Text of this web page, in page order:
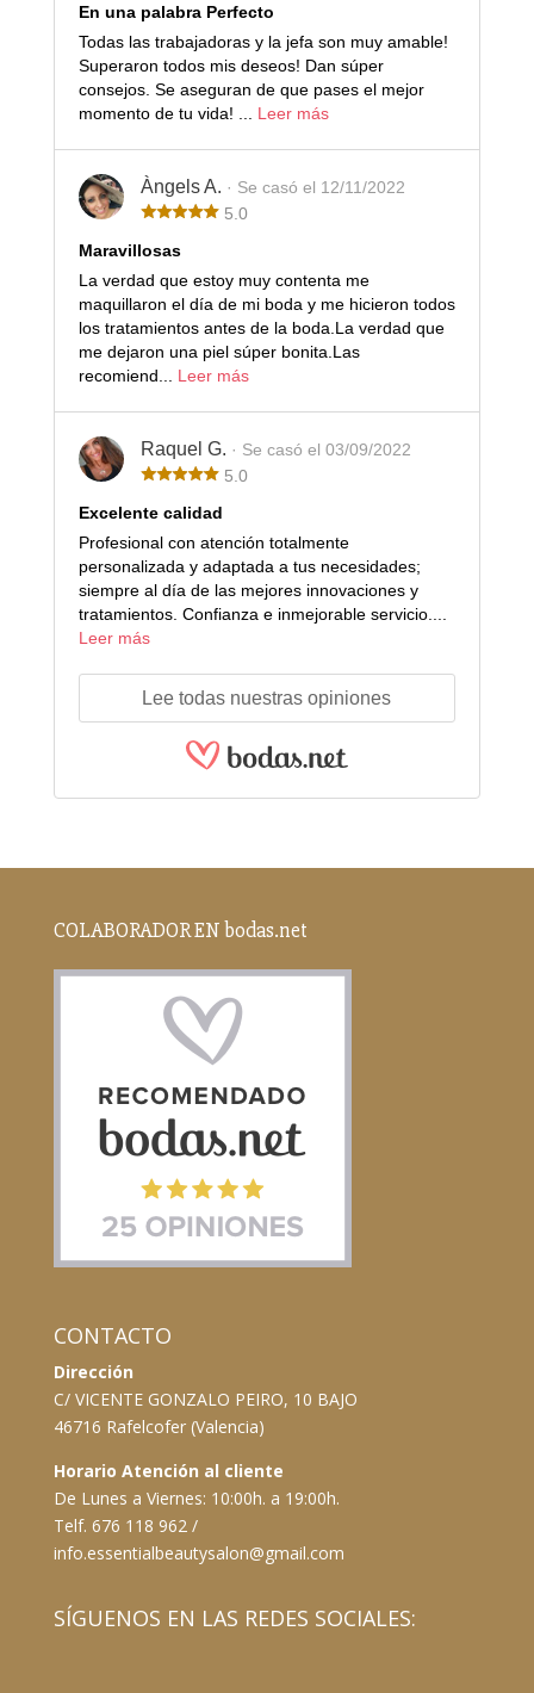
En una palabra Perfecto
Todas las trabajadoras y la jefa son muy amable!
Superaron todos mis deseos! Dan súper
consejos. Se aseguran de que pases el mejor
momento de tu vida! ... Leer más
Àngels A. · Se casó el 12/11/2022
5.0
Maravillosas
La verdad que estoy muy contenta me
maquillaron el día de mi boda y me hicieron todos
los tratamientos antes de la boda.La verdad que
me dejaron una piel súper bonita.Las
recomiend... Leer más
Raquel G. · Se casó el 03/09/2022
5.0
Excelente calidad
Profesional con atención totalmente
personalizada y adaptada a tus necesidades;
siempre al día de las mejores innovaciones y
tratamientos. Confianza e inmejorable servicio....
Leer más
Lee todas nuestras opiniones
COLABORADOR EN bodas.net
CONTACTO
Dirección
C/ VICENTE GONZALO PEIRO, 10 BAJO
46716 Rafelcofer (Valencia)
Horario Atención al cliente
De Lunes a Viernes: 10:00h. a 19:00h.
Telf. 676 118 962 /
info.essentialbeautysalon@gmail.com
SÍGUENOS EN LAS REDES SOCIALES: